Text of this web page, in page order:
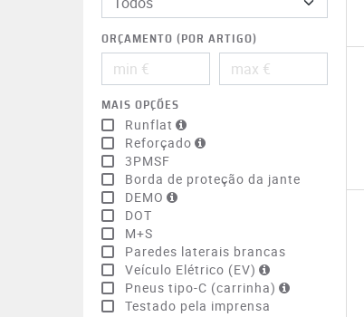
ORÇAMENTO (POR ARTIGO)
MAIS OPÇÕES
Runflat
Reforçado
3PMSF
Borda de proteção da jante
DEMO
DOT
M+S
Paredes laterais brancas
Veículo Elétrico (EV)
Pneus tipo-C (carrinha)
Testado pela imprensa